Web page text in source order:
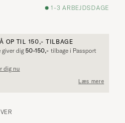
1-3 ARBEJDSDAGE
OP TIL 150,- TILBAGE
giver dig 50-150,- tilbage i Passport
dig nu
Læs mere